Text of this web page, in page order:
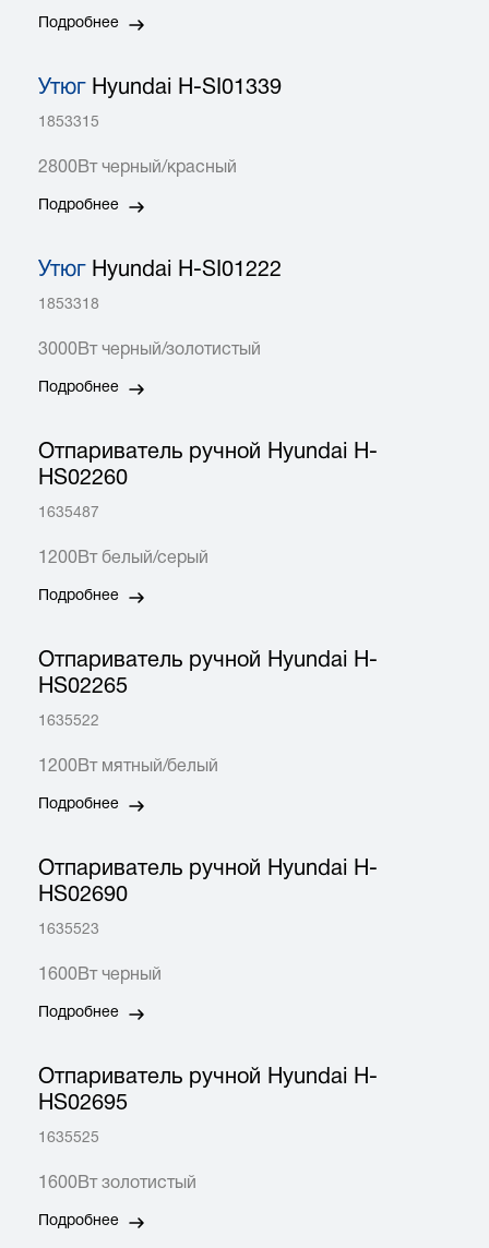
Подробнее
УтюгHyundai H-SI01339
1853315
2800Вт черный/красный
Подробнее
УтюгHyundai H-SI01222
1853318
3000Вт черный/золотистый
Подробнее
Отпариватель ручной Hyundai H-
HS02260
1635487
1200Вт белый/серый
Подробнее
Отпариватель ручной Hyundai H-
HS02265
1635522
1200Вт мятный/белый
Подробнее
Отпариватель ручной Hyundai H-
HS02690
1635523
1600Вт черный
Подробнее
Отпариватель ручной Hyundai H-
HS02695
1635525
1600Вт золотистый
Подробнее